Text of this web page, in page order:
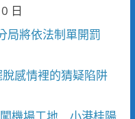
日
局將依法制單開罰
感情裡的猜疑陷阱
機場工地 小港桂陽